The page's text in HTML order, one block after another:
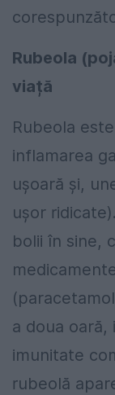
Rubeola
viață
Rubeola
inflamarea
uşoară şi,
uşor
bolii în sine,
a doua
imunitate
rubeolă